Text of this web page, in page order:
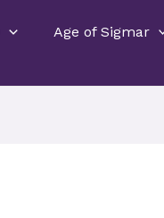
Age of Sigmar